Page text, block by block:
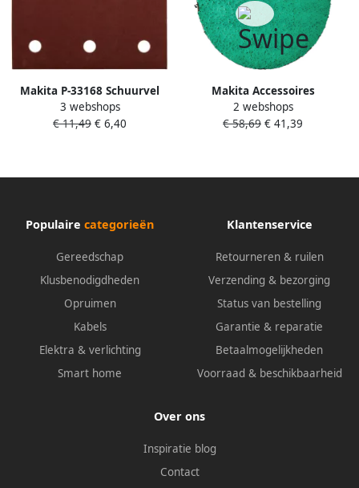
Makita P-33168 Schuurvel
114x102 K320 Red Velcro |
Mtools
3 webshops
€ 11,49 € 6,40
Makita Accessoires
Schuurschijf 50mm Z60 E-
07440
2 webshops
€ 58,69 € 41,39
Populaire categorieën
Gereedschap
Klusbenodigdheden
Opruimen
Kabels
Elektra & verlichting
Smart home
Klantenservice
Retourneren & ruilen
Verzending & bezorging
Status van bestelling
Garantie & reparatie
Betaalmogelijkheden
Voorraad & beschikbaarheid
Over ons
Inspiratie blog
Contact